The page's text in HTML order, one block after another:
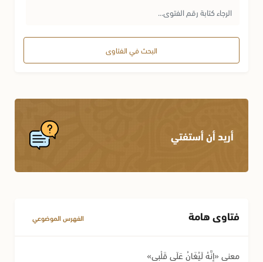
البحث في الفتاوى
أريد أن أستفتي
فتاوى هامة الفهرس الموضوعي
معنى «إِنَّهُ لَيُغَانُ عَلَى قَلْبِي»